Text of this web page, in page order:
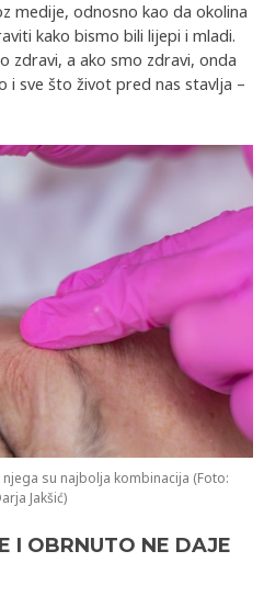
medije, odnosno kao da okolina
kako bismo bili lijepi i mladi.
zdravi, a ako smo zdravi, onda
i sve što život pred nas stavlja –
su najbolja kombinacija (Foto:
Jakšić)
I OBRNUTO NE DAJE